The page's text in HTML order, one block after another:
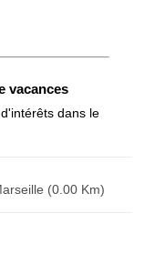
vacances
dans le
(0.00 Km)